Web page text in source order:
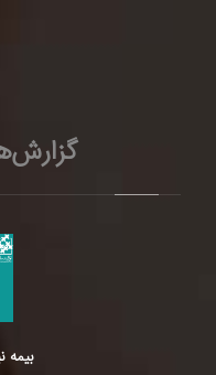
بیمه